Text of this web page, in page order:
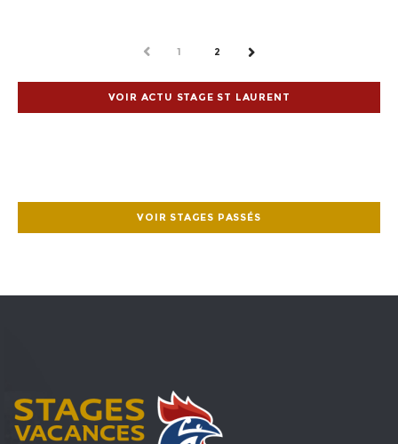
PREV1 2 NEXT
VOIR ACTU STAGE ST LAURENT
VOIR STAGES PASSÉS